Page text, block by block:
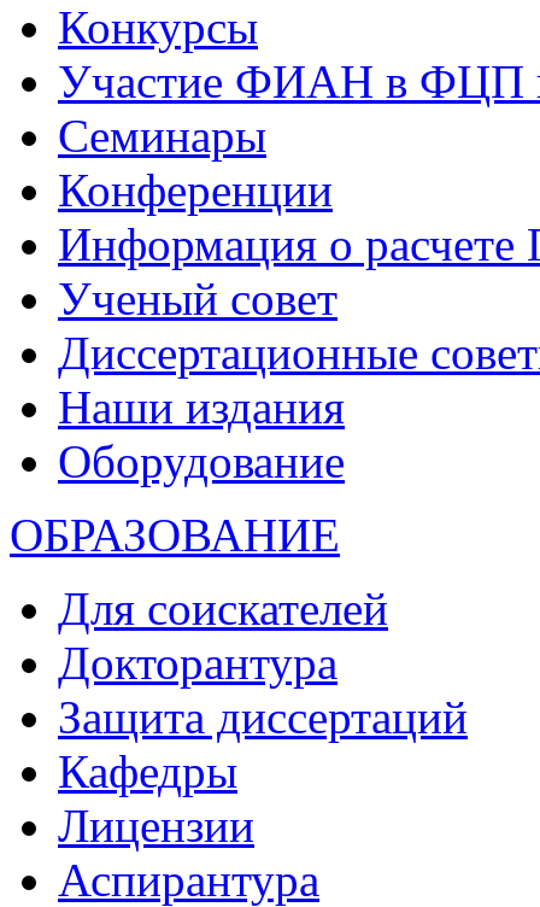
Конкурсы
Участие ФИАН в ФЦП
Семинары
Конференции
Информация о
Ученый совет
Диссертационные
Наши издания
Оборудование
ОБРАЗОВАНИЕ
Для соискателей
Докторантура
Защита диссертаций
Кафедры
Лицензии
Аспирантура